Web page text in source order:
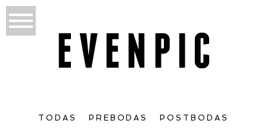
TODAS PREBODAS POSTBODAS